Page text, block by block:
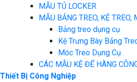
MẪU TỦ LOCKER
MẪU BẢNG TREO, KỆ TREO,
Bảng treo dụng cụ
Kệ Trưng Bày Bảng
Móc Treo Dụng Cụ
CÁC MẪU KỆ ĐỂ HÀNG
Thiết Bị Công Nghiệp